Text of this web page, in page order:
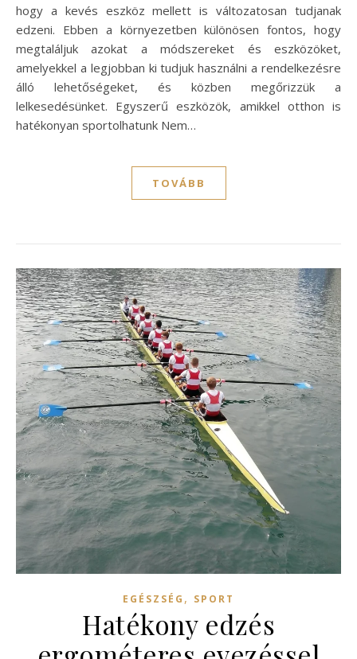
hogy a kevés eszköz mellett is változatosan tudjanak
edzeni. Ebben a környezetben különösen fontos, hogy
megtaláljuk azokat a módszereket és eszközöket,
amelyekkel a legjobban ki tudjuk használni a rendelkezésre
álló lehetőségeket, és közben megőrizzük a
lelkesedésünket. Egyszerű eszközök, amikkel otthon is
hatékonyan sportolhatunk Nem…
TOVÁBB
EGÉSZSÉG , SPORT
Hatékony edzés